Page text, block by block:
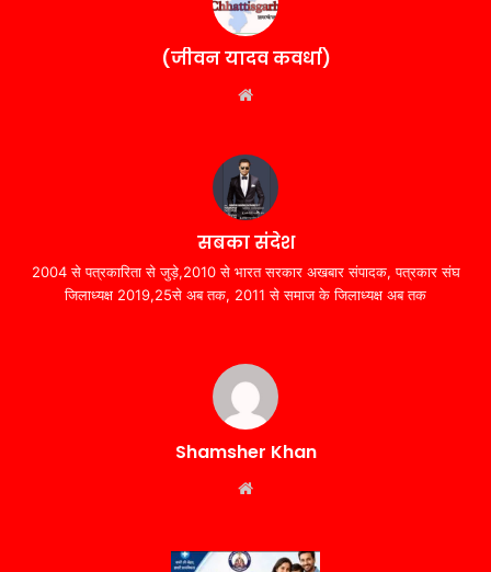
(जीवन यादव कवर्धा)
सबका संदेश
2004 से पत्रकारिता से जुड़े,2010 से भारत सरकार अखबार संपादक, पत्रकार संघ
जिलाध्यक्ष 2019,25से अब तक, 2011 से समाज के जिलाध्यक्ष अब तक
Shamsher Khan